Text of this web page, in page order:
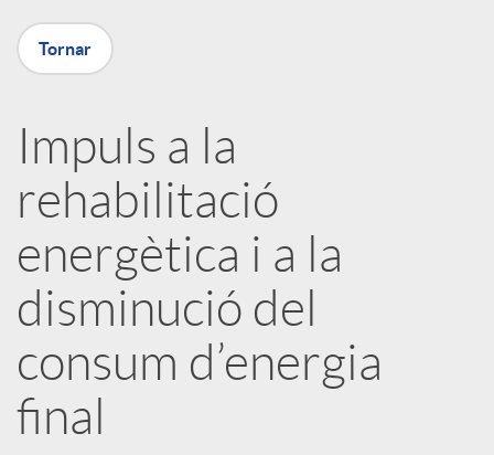
p
a
r
t
i
r
Tornar
Impuls a la
rehabilitació
energètica i a la
disminució del
consum d’energia
final